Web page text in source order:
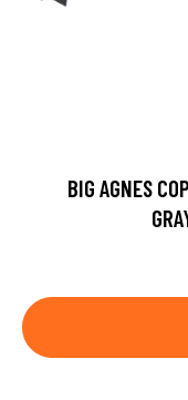
BIG AGNES